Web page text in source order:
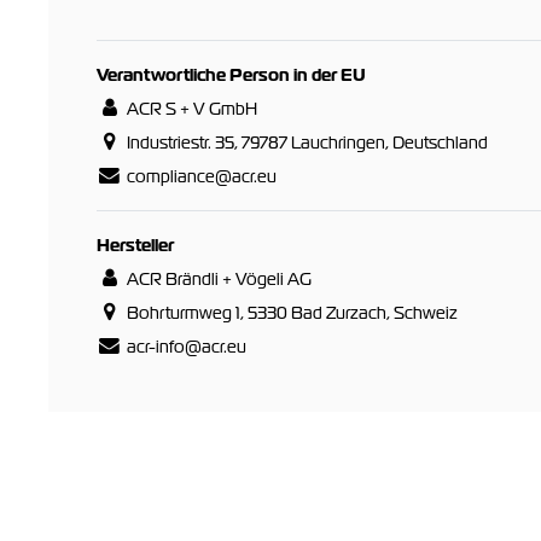
Verantwortliche Person in der EU
ACR S + V GmbH
Industriestr. 35, 79787 Lauchringen, Deutschland
compliance@acr.eu
Hersteller
ACR Brändli + Vögeli AG
Bohrturmweg 1, 5330 Bad Zurzach, Schweiz
acr-info@acr.eu